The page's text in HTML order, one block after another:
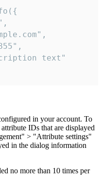
text"
in your account. To
IDs that are displayed
> "Attribute settings"
in the dialog information
no more than 10 times per